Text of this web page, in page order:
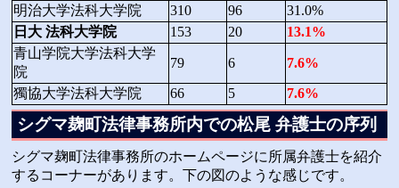
明治大学法科大学院
310 96
31.0%
日大 法科大学院
153 20
13.1%
青山学院大学法科大学
院
79 6
7.6%
獨協大学法科大学院
66 5 7.6%
シグマ麹町法律事務所内での松尾 弁護士の序列
シグマ麹町法律事務所のホームページに所属弁護士を紹介
するコーナーがあります。下の図のような感じです。